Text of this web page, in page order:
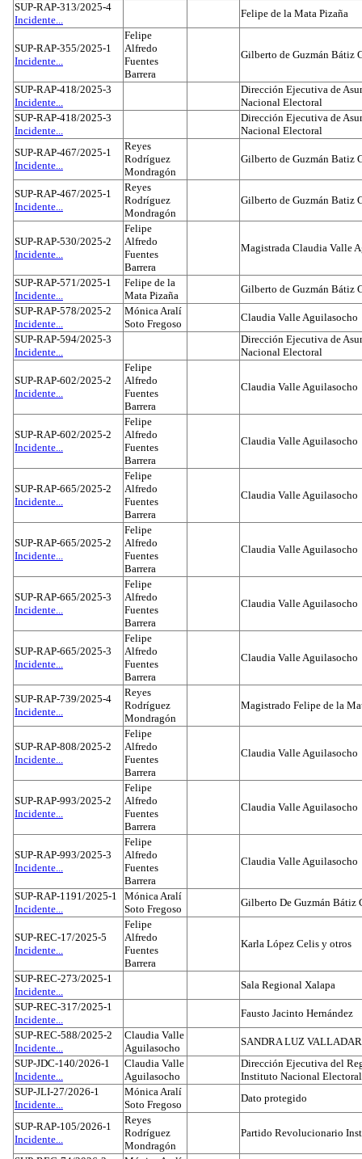
SUP-RAP-313/2025-4
Incidente...
Felipe de la Mata Pizaña
SUP-RAP-355/2025-1
Incidente...
Felipe
Alfredo
Fuentes
Barrera
Gilberto de Guzmán Bátiz
SUP-RAP-418/2025-3
Incidente...
Dirección Ejecutiva de
Nacional Electoral
SUP-RAP-418/2025-3
Incidente...
Dirección Ejecutiva de
Nacional Electoral
SUP-RAP-467/2025-1
Incidente...
Reyes
Rodríguez
Mondragón
Gilberto de Guzmán Batiz
SUP-RAP-467/2025-1
Incidente...
Reyes
Rodríguez
Mondragón
Gilberto de Guzmán Batiz
SUP-RAP-530/2025-2
Incidente...
Felipe
Alfredo
Fuentes
Barrera
Magistrada Claudia Valle
SUP-RAP-571/2025-1
Incidente...
Felipe de la
Mata Pizaña
Gilberto de Guzmán Bátiz
SUP-RAP-578/2025-2
Incidente...
Mónica Aralí
Soto Fregoso
Claudia Valle Aguilasocho
SUP-RAP-594/2025-3
Incidente...
Dirección Ejecutiva de
Nacional Electoral
SUP-RAP-602/2025-2
Incidente...
Felipe
Alfredo
Fuentes
Barrera
Claudia Valle Aguilasocho
SUP-RAP-602/2025-2
Incidente...
Felipe
Alfredo
Fuentes
Barrera
Claudia Valle Aguilasocho
SUP-RAP-665/2025-2
Incidente...
Felipe
Alfredo
Fuentes
Barrera
Claudia Valle Aguilasocho
SUP-RAP-665/2025-2
Incidente...
Felipe
Alfredo
Fuentes
Barrera
Claudia Valle Aguilasocho
SUP-RAP-665/2025-3
Incidente...
Felipe
Alfredo
Fuentes
Barrera
Claudia Valle Aguilasocho
SUP-RAP-665/2025-3
Incidente...
Felipe
Alfredo
Fuentes
Barrera
Claudia Valle Aguilasocho
SUP-RAP-739/2025-4
Incidente...
Reyes
Rodríguez
Mondragón
Magistrado Felipe de la
SUP-RAP-808/2025-2
Incidente...
Felipe
Alfredo
Fuentes
Barrera
Claudia Valle Aguilasocho
SUP-RAP-993/2025-2
Incidente...
Felipe
Alfredo
Fuentes
Barrera
Claudia Valle Aguilasocho
SUP-RAP-993/2025-3
Incidente...
Felipe
Alfredo
Fuentes
Barrera
Claudia Valle Aguilasocho
SUP-RAP-1191/2025-1
Incidente...
Mónica Aralí
Soto Fregoso
Gilberto De Guzmán Bátiz
SUP-REC-17/2025-5
Incidente...
Felipe
Alfredo
Fuentes
Barrera
Karla López Celis y otros
SUP-REC-273/2025-1
Incidente...
Sala Regional Xalapa
SUP-REC-317/2025-1
Incidente...
Fausto Jacinto Hernández
SUP-REC-588/2025-2
Incidente...
Claudia Valle
Aguilasocho
SANDRA LUZ
SUP-JDC-140/2026-1
Incidente...
Claudia Valle
Aguilasocho
Dirección Ejecutiva del
Instituto Nacional Electoral
SUP-JLI-27/2026-1
Incidente...
Mónica Aralí
Soto Fregoso
Dato protegido
SUP-RAP-105/2026-1
Incidente...
Reyes
Rodríguez
Mondragón
Partido Revolucionario